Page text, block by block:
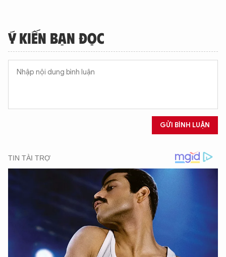
Ý KIẾN BẠN ĐỌC
GỬI BÌNH LUẬN